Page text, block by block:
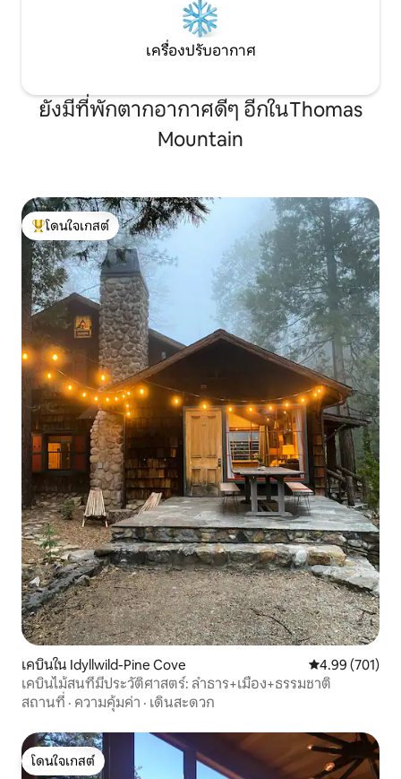
เครื่องปรับอากาศ
ยังมีที่พักตากอากาศดีๆ อีกในThomas
Mountain
โดนใจเกสต์ที่สุด
โดนใจเกสต์
เคบินใน Idyllwild-Pine Cove คะแนนเฉลี่ย
4.99 (701)
เคบินไม้สนที่มีประวัติศาสตร์: ลำธาร+เมือง+ธรรมชาติ
สถานที่ · ความคุ้มค่า · เดินสะดวก
โดนใจเกสต์
โดนใจเกสต์